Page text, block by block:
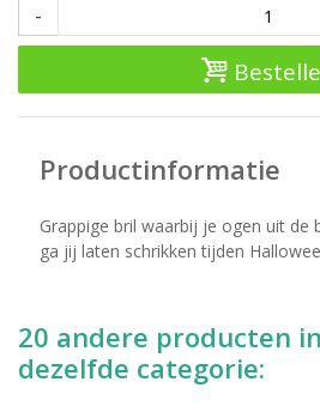
-
Productinformatie
Grappige bril waarbij je ogen uit de
ga jij laten schrikken tijden
20 andere producten in
dezelfde categorie: